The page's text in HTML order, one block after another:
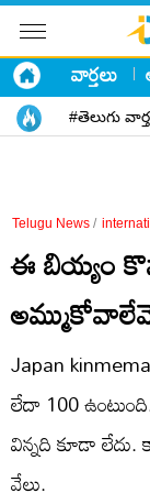
వార్తలు
#తెలుగు
Telugu News /
ఈ బియ్యం
Japan
లేదా 100
విన్నది కూడా
వేలు.